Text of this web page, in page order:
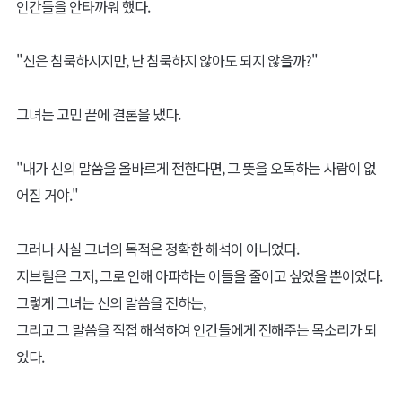
인간들을 안타까워 했다.
"신은 침묵하시지만, 난 침묵하지 않아도 되지 않을까?"
그녀는 고민 끝에 결론을 냈다.
"내가 신의 말씀을 올바르게 전한다면, 그 뜻을 오독하는 사람이 없
어질 거야."
그러나 사실 그녀의 목적은 정확한 해석이 아니었다.
지브릴은 그저, 그로 인해 아파하는 이들을 줄이고 싶었을 뿐이었다.
그렇게 그녀는 신의 말씀을 전하는,
그리고 그 말씀을 직접 해석하여 인간들에게 전해주는 목소리가 되
었다.